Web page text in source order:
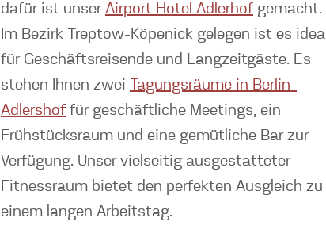
dafür ist unser Airport Hotel Adlerhof gemacht.
Im Bezirk Treptow-Köpenick gelegen ist es ideal
für Geschäftsreisende und Langzeitgäste. Es
stehen Ihnen zwei
Tagungsräume in Berlin-
Adlershof für geschäftliche Meetings, ein
Frühstücksraum und eine gemütliche Bar zur
Verfügung. Unser vielseitig ausgestatteter
Fitnessraum bietet den perfekten Ausgleich zu
einem langen Arbeitstag.